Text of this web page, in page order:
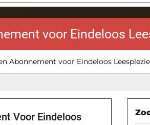
voor Eindeloos
Abonnement voor Eindeloos
Voor Eindeloos